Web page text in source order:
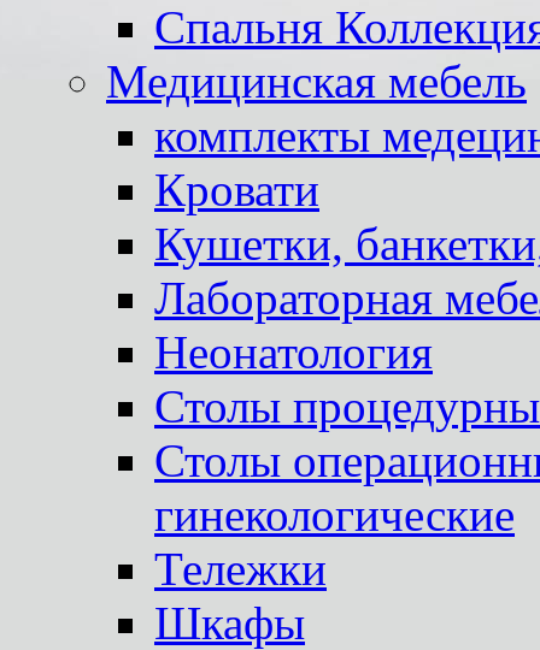
Спальня
Медицинская мебель
комплекты
Кровати
Кушетки,
Лабораторная
Неонатология
Столы
Столы
гинекологические
Тележки
Шкафы